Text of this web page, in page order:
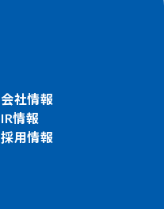
会社情報
IR情報
採用情報